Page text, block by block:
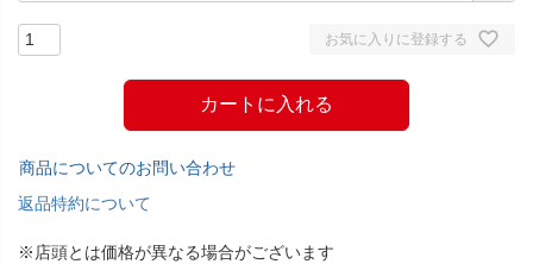
お気に入りに登録する
カートに入れる
商品についてのお問い合わせ
返品特約について
※店頭とは価格が異なる場合がございます